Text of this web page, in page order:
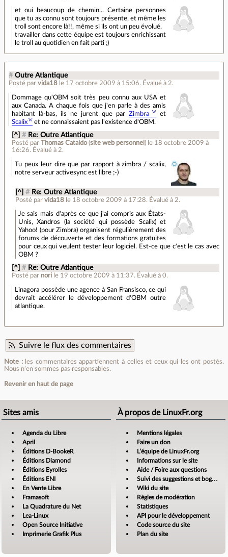
et oui beaucoup de chemin... Certaine personnes
que tu as connu sont toujours présente, et même les
troll sont encore là!!, même si ils ont un peu évolué.
travailler dans cette équipe est toujours enrichissant
le troll au quotidien en fait parti ;)
# Outre Atlantique
Posté par vida18 le 17 octobre 2009 à 15:06. Évalué à 2.
Dommage qu'OBM soit très peu connu aux USA et
aux Canada. A chaque fois que j'en parle à des amis
habitant là-bas, ils ne jurent que par Zimbra
et
Scalix
et ne connaissaient pas l'existence d'OBM.
[^] # Re: Outre Atlantique
Posté parThomas Cataldo(site web personnel ) le 18 octobre 2009 à
16:26. Évalué à 2.
Tu peux leur dire que par rapport à zimbra / scalix,
notre serveur activesync est libre ;-)
[^] # Re: Outre Atlantique
Posté par vida18 le 18 octobre 2009 à 17:28. Évalué à 2.
Je sais mais d'après ce que j'ai compris aux États-
Unis, Xandros (la société qui possède Scalix) et
Yahoo! (pour Zimbra) organisent régulièrement des
forums de découverte et des formations gratuites
pour ceux qui veulent tester leur logiciel. Est-ce que c'est le cas avec
OBM ?
[^] # Re: Outre Atlantique
Posté par nori le 19 octobre 2009 à 11:37. Évalué à0.
Linagora possède une agence à San Fransisco, ce qui
devrait accélérer le développement d'OBM outre
atlantique.
Suivre le flux des commentaires
Note :les commentaires appartiennent à celles et ceux qui les ont postés.
Nous n’en sommes pas responsables.
Revenir en haut de page
Sites amis
Agenda du Libre
April
Éditions D-BookeR
Éditions Diamond
Éditions Eyrolles
Éditions ENI
En Vente Libre
Framasoft
La Quadrature du Net
Lea-Linux
Open Source Initiative
Imprimerie Grafik Plus
À propos de LinuxFr.org
Mentions légales
Faire un don
L’équipe de LinuxFr.org
Informations sur le site
Aide / Foire aux questions
Suivi des suggestions et bogues
Wiki du site
Règles de modération
Statistiques
API pour le développement
Code source du site
Plan du site